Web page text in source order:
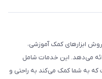
ابزارهای کمک آموزشی،
می‌دهد. این خدمات شامل
که به شما کمک می‌کند به راحتی و